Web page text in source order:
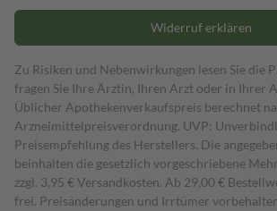
Widerruf erklären
Zu Risiken und Nebenwirkungen lesen Sie die
fragen Sie Ihre Ärztin, Ihren Arzt oder in Ihrer
Üblicher Apothekenverkaufspreis berechnet
Arzneimittelpreisverordnung. UVP:
Preisempfehlung des Herstellers. Die
beinhalten die gesetzlich vorgeschriebene
zzgl. 3,95 € Versandkosten. Ab 29,00 €
frei. Preisänderungen und Irrtümer